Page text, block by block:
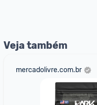
Veja também
mercadolivre.com.br